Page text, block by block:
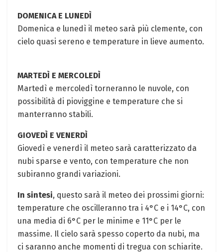
DOMENICA E LUNEDÌ
Domenica e lunedì il meteo sarà più clemente, con
cielo quasi sereno e temperature in lieve aumento.
MARTEDÌ E MERCOLEDÌ
Martedì e mercoledì torneranno le nuvole, con
possibilità di pioviggine e temperature che si
manterranno stabili.
GIOVEDÌ E VENERDÌ
Giovedì e venerdì il meteo sarà caratterizzato da
nubi sparse e vento, con temperature che non
subiranno grandi variazioni.
In sintesi, questo sarà il meteo dei prossimi giorni:
temperature che oscilleranno tra i 4°C e i 14°C, con
una media di 6°C per le minime e 11°C per le
massime. Il cielo sarà spesso coperto da nubi, ma
ci saranno anche momenti di tregua con schiarite.